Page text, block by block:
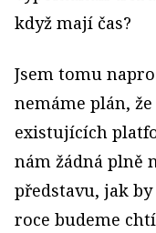
když mají čas?
Jsem tomu
nemáme plán,
existujících
nám žádná plně
představu, jak
roce budeme